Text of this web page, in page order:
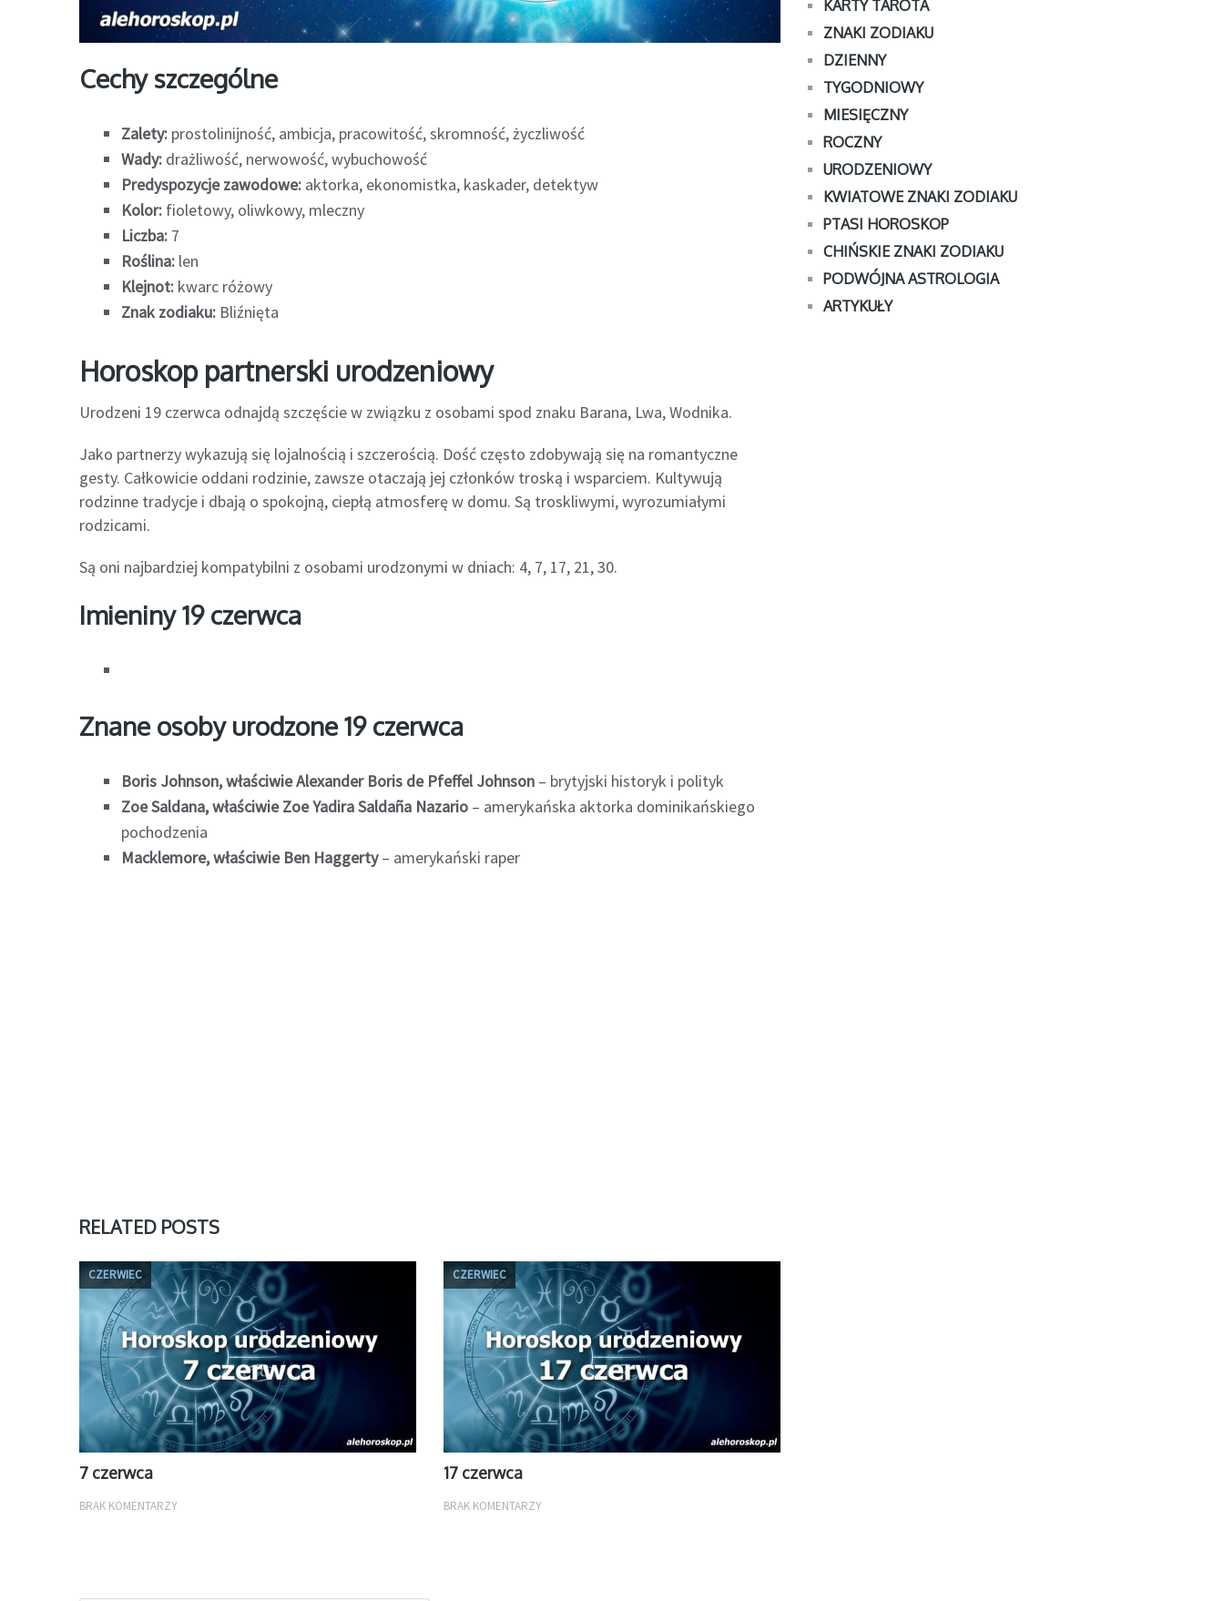
Cechy szczególne
Zalety: prostolinijność, ambicja, pracowitość, skromność, życzliwość
Wady: drażliwość, nerwowość, wybuchowość
Predyspozycje zawodowe: aktorka, ekonomistka, kaskader, detektyw
Kolor: fioletowy, oliwkowy, mleczny
Liczba: 7
Roślina: len
Klejnot: kwarc różowy
Znak zodiaku: Bliźnięta
Horoskop partnerski urodzeniowy
Urodzeni 19 czerwca odnajdą szczęście w związku z osobami spod znaku Barana, Lwa, Wodnika.
Jako partnerzy wykazują się lojalnością i szczerością. Dość często zdobywają się na romantyczne
gesty. Całkowicie oddani rodzinie, zawsze otaczają jej członków troską i wsparciem. Kultywują
rodzinne tradycje i dbają o spokojną, ciepłą atmosferę w domu. Są troskliwymi, wyrozumiałymi
rodzicami.
Są oni najbardziej kompatybilni z osobami urodzonymi w dniach: 4, 7, 17, 21, 30.
Imieniny 19 czerwca
Znane osoby urodzone 19 czerwca
Boris Johnson, właściwie Alexander Boris de Pfeffel Johnson– brytyjski historyk i polityk
Zoe Saldana, właściwie Zoe Yadira Saldaña Nazario– amerykańska aktorka dominikańskiego
pochodzenia
Macklemore, właściwie Ben Haggerty– amerykański raper
RELATED POSTS
CZERWIEC
7 czerwca
BRAK KOMENTARZY
CZERWIEC
17 czerwca
BRAK KOMENTARZY
KARTY TAROTA
ZNAKI ZODIAKU
DZIENNY
TYGODNIOWY
MIESIĘCZNY
ROCZNY
URODZENIOWY
KWIATOWE ZNAKI ZODIAKU
PTASI HOROSKOP
CHIŃSKIE ZNAKI ZODIAKU
PODWÓJNA ASTROLOGIA
ARTYKUŁY